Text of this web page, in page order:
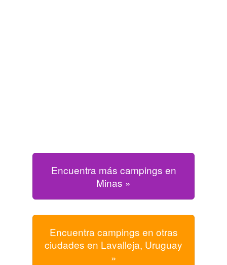
Encuentra más campings en
Minas »
Encuentra campings en otras
ciudades en Lavalleja, Uruguay
»